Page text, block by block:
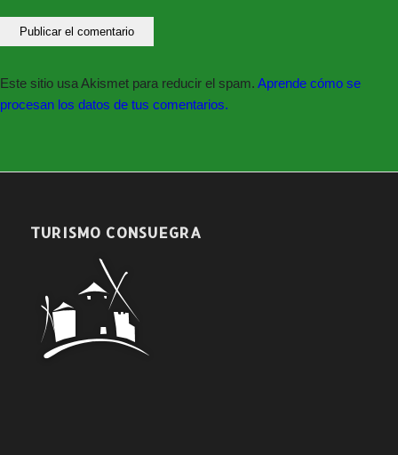
Este sitio usa Akismet para reducir el spam. Aprende cómo se
procesan los datos de tus comentarios.
TURISMO CONSUEGRA